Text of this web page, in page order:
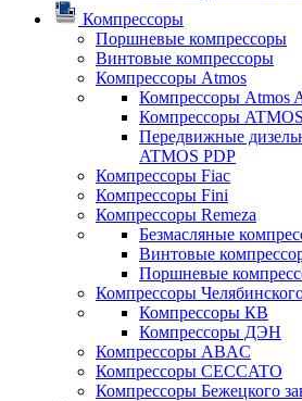
Компрессоры
Поршневые компрессоры
Винтовые компрессоры
Компрессоры Atmos
Компрессоры Atmos
Компрессоры
Передвижные
ATMOS PDP
Компрессоры Fiac
Компрессоры Fini
Компрессоры Remeza
Безмасляные
Винтовые
Поршневые
Компрессоры
Компрессоры КВ
Компрессоры ДЭН
Компрессоры ABAC
Компрессоры CECCATO
Компрессоры Бежецкого